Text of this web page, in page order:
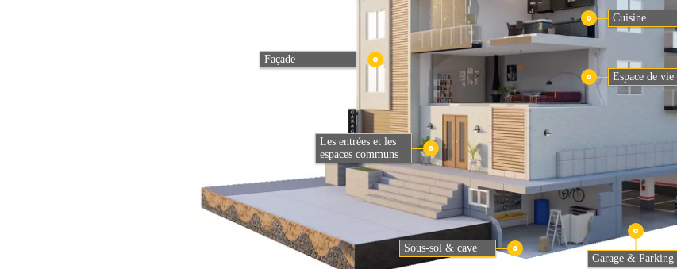
Sous-sol & cave
Façade
Espace de vie
Cuisine
Garage & Parking
Les entrées et les
espaces communs